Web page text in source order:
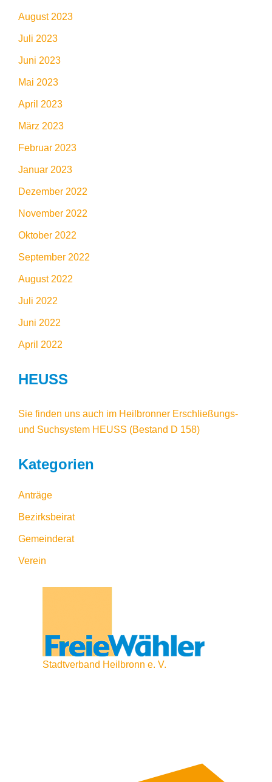
August 2023
Juli 2023
Juni 2023
Mai 2023
April 2023
März 2023
Februar 2023
Januar 2023
Dezember 2022
November 2022
Oktober 2022
September 2022
August 2022
Juli 2022
Juni 2022
April 2022
HEUSS
Sie finden uns auch im Heilbronner Erschließungs-
und Suchsystem HEUSS (Bestand D 158)
Kategorien
Anträge
Bezirksbeirat
Gemeinderat
Verein
Stadtverband Heilbronn e. V.